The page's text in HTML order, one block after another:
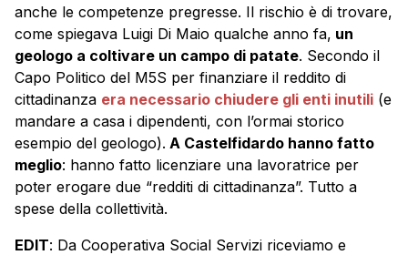
anche le competenze pregresse. Il rischio è di trovare,
come spiegava Luigi Di Maio qualche anno fa, un
geologo a coltivare un campo di patate. Secondo il
Capo Politico del M5S per finanziare il reddito di
cittadinanza era necessario chiudere gli enti inutili (e
mandare a casa i dipendenti, con l’ormai storico
esempio del geologo). A Castelfidardo hanno fatto
meglio: hanno fatto licenziare una lavoratrice per
poter erogare due “redditi di cittadinanza”. Tutto a
spese della collettività.
EDIT: Da Cooperativa Social Servizi riceviamo e